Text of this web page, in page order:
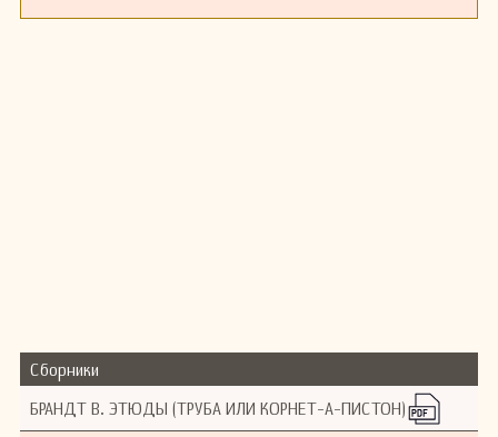
исполняться, внося свой вклад в возрождение
времена истории.
Сборники
БРАНДТ В. ЭТЮДЫ (ТРУБА ИЛИ КОРНЕТ-А-ПИСТОН)